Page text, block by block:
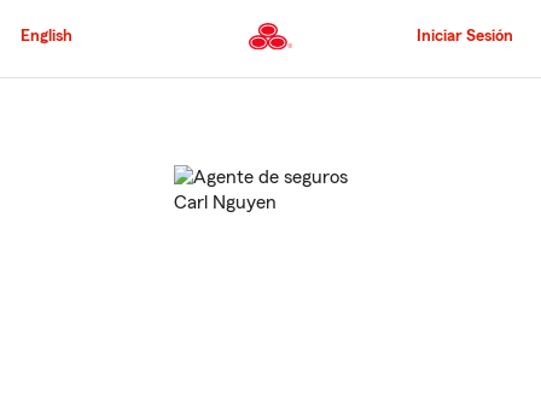
al
principal
English Iniciar Sesión